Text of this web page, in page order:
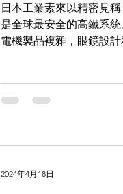
日本工業素來以精密見
是全球最安全的高鐵系
電機製品複雜，眼鏡設
2024年4月18日